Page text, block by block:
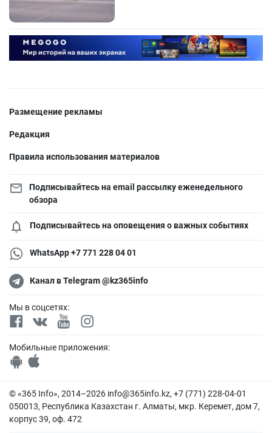
Размещение рекламы
Редакция
Правила использования материалов
Подписывайтесь на email рассылку еженедельного
обзора
Подписывайтесь на оповещения о важных событиях
WhatsApp +7 771 228 04 01
Канал в Telegram @kz365info
Мы в соцсетях:
Мобильные приложения:
© «365 Info», 2014–2026 info@365info.kz, +7 (771) 228-04-01
050013, Республика Казахстан г. Алматы, мкр. Керемет, дом 7,
корпус 39, оф. 472